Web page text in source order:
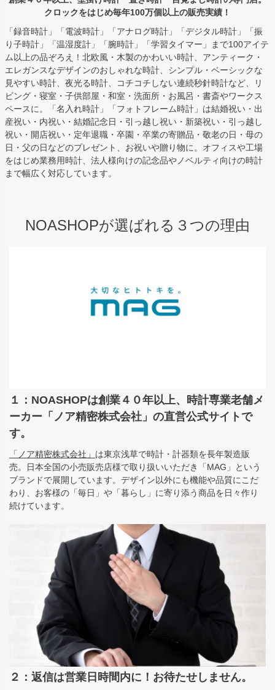
クロックをはじめ毎年100万個以上の販売実績！
「録音時計」「電波時計」「アナログ時計」「デジタル時計」「振
り子時計」「温湿度計」「腕時計」「学習タイマー」まで100アイテ
ム以上の品ぞろえ！北欧風・木製のかわいい時計、アンティーク・
エレガンスなデザインのおしゃれな時計、シンプル・ベーシックな
見やすい時計、夜光る時計、コチコチしない連続秒針時計など、リ
ビング・寝室・子供部屋・和室・洗面所・お風呂・書斎やワークス
ペースに。「名入れ時計」「フォトフレーム時計」は結婚祝い・出
産祝い・内祝い・結婚記念日・引っ越し祝い・新築祝い・引っ越し
祝い・開店祝い・定年退職・卒園・卒業の寄贈品・敬老の日・母の
日・父の日などのプレゼント、お祝いや贈り物に。オフィスや工場
をはじめ業務用時計、法人様向けの記念品やノベルティ向けの時計
まで幅広く対応しています。
NOASHOPが選ばれる３つの理由
１：NOASHOPは創業４０年以上、時計専業老舗メ
ーカー「ノア精密株式会社」の直営公式サイトで
す。
「ノア精密株式会社」 は東京浅草で時計・計器類を長年製造販
売。日本全国の小売販売店様で取り扱いいただき「MAG」という
ブランドで展開しています。デザイン以外にも機能や品質にこだ
わり、お客様の「毎日」や「暮らし」に寄り添う商品を日々作り
続けています。
２：返信は営業日時間内に！お待たせしません。